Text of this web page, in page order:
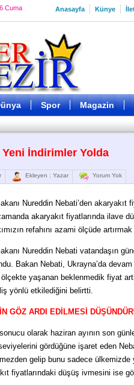
Cuma Anasayfa Künye
Spor Magazin
Yeni İndirimler Yolda
Ekleyen : Yazar Yorum Yok
Nureddin Nebati’den
akaryakıt fiyatlarında ilave
refahını azami ölçüde
Nureddin Nebati vatandaşın
Bakan Nebati, Ukrayna’da
yaşanan beklenmedik fiyat
yönlü etkilediğini belirtti.
GÖZ ARDI EDİLMESİ
olarak haziran ayının son
gördüğüne işaret eden
gelip bunu sadece
fiyatlarındaki düşüş ivmesini ise